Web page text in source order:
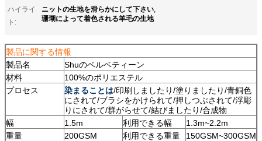
ハイライ
ト:
ニットの生地を滑らかにして下さい,
珊瑚によって着色される羊毛の生地
製品に関する情報
製品名
Shuのベルベティーン
材料
100%のポリエステル
プロセス
染まることは/印刷しましたり/塗りましたり/青銅色
にされて/ブラシをかけられて/押しつぶされて/浮彫
りにされて/群がらせて/結びましたり/合成物
幅
1.5m 利用できる幅
1.3m~2.2m
重量
200GSM 利用できる重量
150GSM~300GSM